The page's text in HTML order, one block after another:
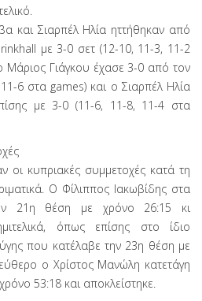
και Σιαρπέλ Ηλία ηττήθηκαν από
με 3-0 σετ (12-10, 11-3, 11-2
Μάριος Γιάγκου έχασε 3-0 από τον
6 στα games) και ο Σιαρπέλ Ηλία
με 3-0 (11-6, 11-8, 11-4 στα
οι κυπριακές συμμετοχές κατά τη
Ο Φίλιππος Ιακωβίδης στα
21η θέση με χρόνο 26:15 κι
όπως επίσης στο ίδιο
που κατέλαβε την 23η θέση με
ο Χρίστος Μανώλη κατετάγη
53:18 και αποκλείστηκε.